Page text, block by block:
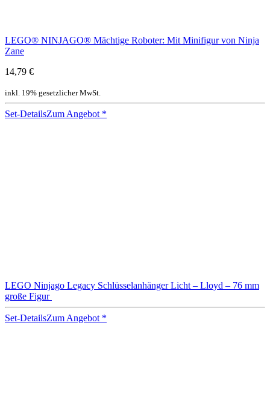
LEGO® NINJAGO® Mächtige Roboter: Mit Minifigur von Ninja
Zane
14,79 €
inkl. 19% gesetzlicher MwSt.
Set-DetailsZum Angebot *
LEGO Ninjago Legacy Schlüsselanhänger Licht – Lloyd – 76 mm
große Figur
Set-DetailsZum Angebot *